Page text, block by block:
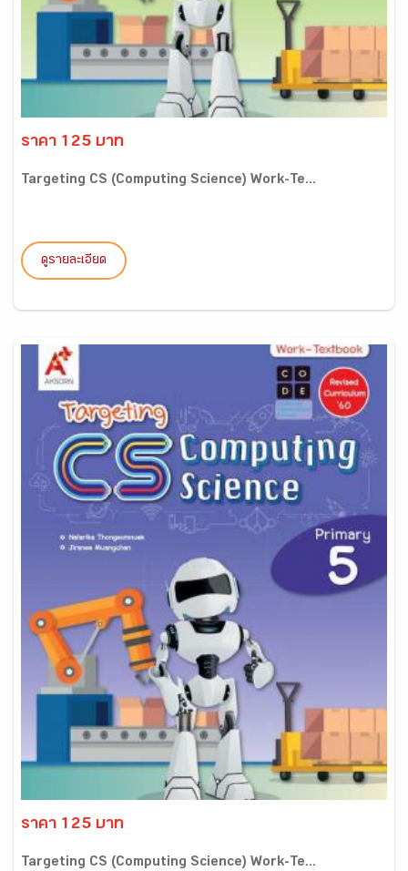
ราคา 125 บาท
Targeting CS (Computing Science) Work-Te...
ดูรายละเอียด
ราคา 125 บาท
Targeting CS (Computing Science) Work-Te...